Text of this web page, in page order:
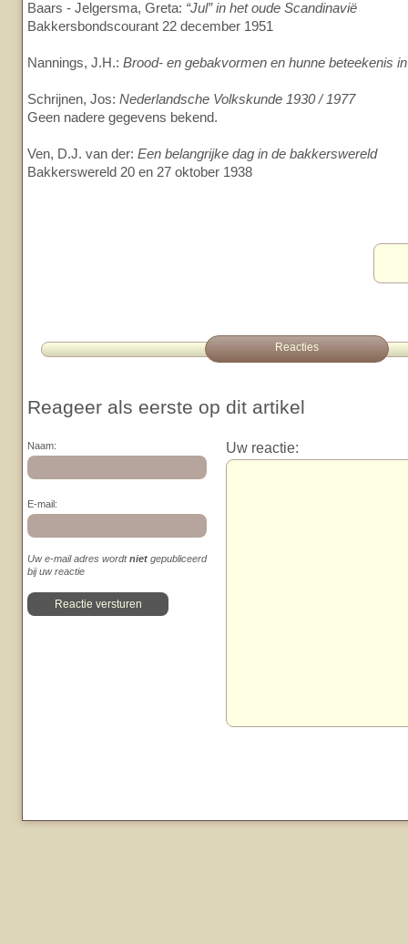
Baars - Jelgersma, Greta: “Jul” in het oude Scandinavië
Bakkersbondscourant 22 december 1951
Nannings, J.H.: Brood- en gebakvormen en hunne beteekenis
Schrijnen, Jos: Nederlandsche Volkskunde 1930 / 1977
Geen nadere gegevens bekend.
Ven, D.J. van der: Een belangrijke dag in de bakkerswereld
Bakkerswereld 20 en 27 oktober 1938
Reacties
Reageer als eerste op dit artikel
Naam:
E-mail:
Uw e-mail adres wordtniet gepubliceerd
bij uw reactie
Uw reactie: